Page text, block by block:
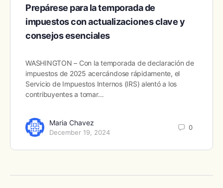
Prepárese para la temporada de
impuestos con actualizaciones clave y
consejos esenciales
WASHINGTON – Con la temporada de declaración de
impuestos de 2025 acercándose rápidamente, el
Servicio de Impuestos Internos (IRS) alentó a los
contribuyentes a tomar…
Maria Chavez
December 19, 2024
0